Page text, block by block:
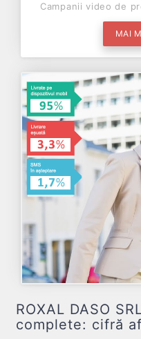
Campanii video de
MAI
ROXAL DASO
complete: cifră